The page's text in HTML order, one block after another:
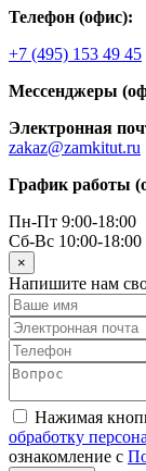
Телефон (офис):
+7 (495) 153 49 45
Мессенджеры
Электронная
zakaz@zamkitut.ru
График работы
Пн-Пт 9:00-18:00
Сб-Вс 10:00-18:00
×
Напишите нам
Нажимая
обработку
ознакомление с